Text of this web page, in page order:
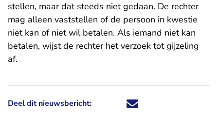
stellen, maar dat steeds niet gedaan. De rechter
mag alleen vaststellen of de persoon in kwestie
niet kan of niet wil betalen. Als iemand niet kan
betalen, wijst de rechter het verzoek tot gijzeling
af.
Deel dit nieuwsbericht: Deel dit nieuwsbericht via X -
Deel dit nieuwsbericht via
Deel dit nieuwsbericht
Deel dit